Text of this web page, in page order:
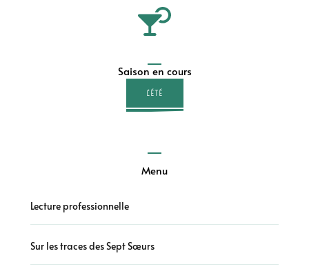
Saison en cours
L'ÉTÉ
Menu
Lecture professionnelle
Sur les traces des Sept Sœurs